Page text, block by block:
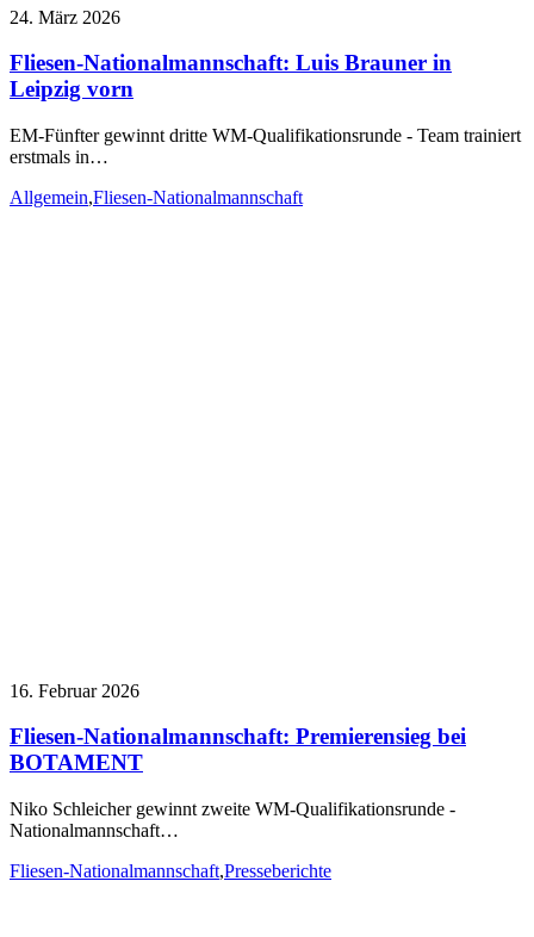
24. März 2026
Fliesen-Nationalmannschaft: Luis Brauner in
Leipzig vorn
EM-Fünfter gewinnt dritte WM-Qualifikationsrunde - Team trainiert
erstmals in…
Allgemein,Fliesen-Nationalmannschaft
16. Februar 2026
Fliesen-Nationalmannschaft: Premierensieg bei
BOTAMENT
Niko Schleicher gewinnt zweite WM-Qualifikationsrunde -
Nationalmannschaft…
Fliesen-Nationalmannschaft,Presseberichte